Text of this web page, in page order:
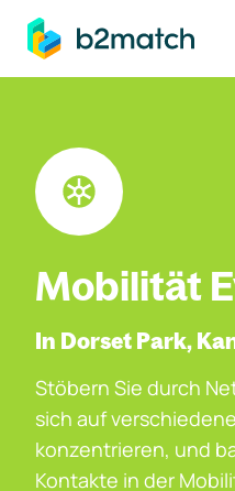
springen
Mobilität
In Dorset Park,
Stöbern Sie durch
sich auf
konzentrieren, und
Kontakte in der